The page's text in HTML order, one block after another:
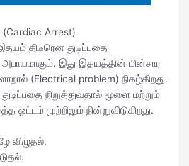
(Cardiac Arrest)
திடீரென துடிப்பதை
அபாயமாகும். இது இதயத்தின் மின்சார
(Electrical problem) நிகழ்கிறது.
நிறுத்துவதால் மூளை மற்றும்
ஓட்டம் முற்றிலும் நின்றுவிடுகிறது.
விழுதல்.